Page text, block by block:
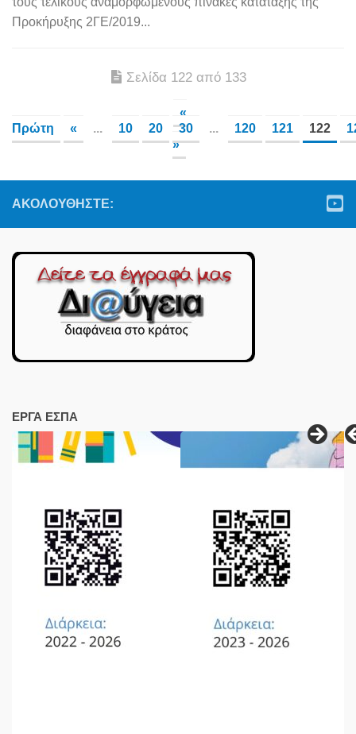
Προκήρυξης 2ΓΕ/2019...
Σελίδα 122 από 133
«
Πρώτη
« ... 10 20 30 ... 120 121 122
»
ΑΚΟΛΟΥΘΉΣΤΕ:
ΕΡΓΑ ΕΣΠΑ